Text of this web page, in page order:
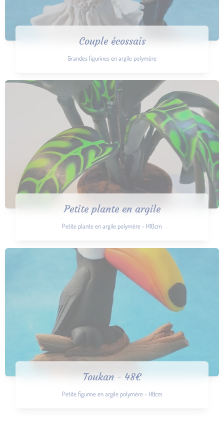
Couple écossais
Grandes figurines en argile polymère
Petite plante en argile
Petite plante en argile polymère - H10cm
Toukan - 48€
Petite figurine en argile polymère - H8cm